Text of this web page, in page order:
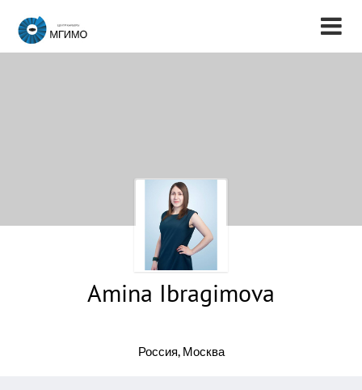
Amina Ibragimova
Россия, Москва